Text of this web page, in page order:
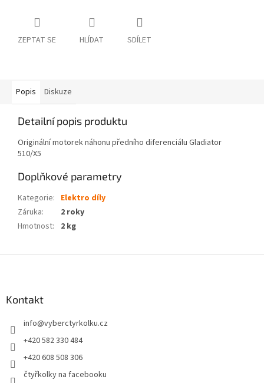
ZEPTAT SE HLÍDAT SDÍLET
Popis Diskuze
Detailní popis produktu
Originální motorek náhonu předního diferenciálu Gladiator
510/X5
Doplňkové parametry
Kategorie: Elektro díly
Záruka:
2 roky
Hmotnost: 2 kg
Kontakt
info@vyberctyrkolku.cz
+420 582 330 484
+420 608 508 306
čtyřkolky na facebooku